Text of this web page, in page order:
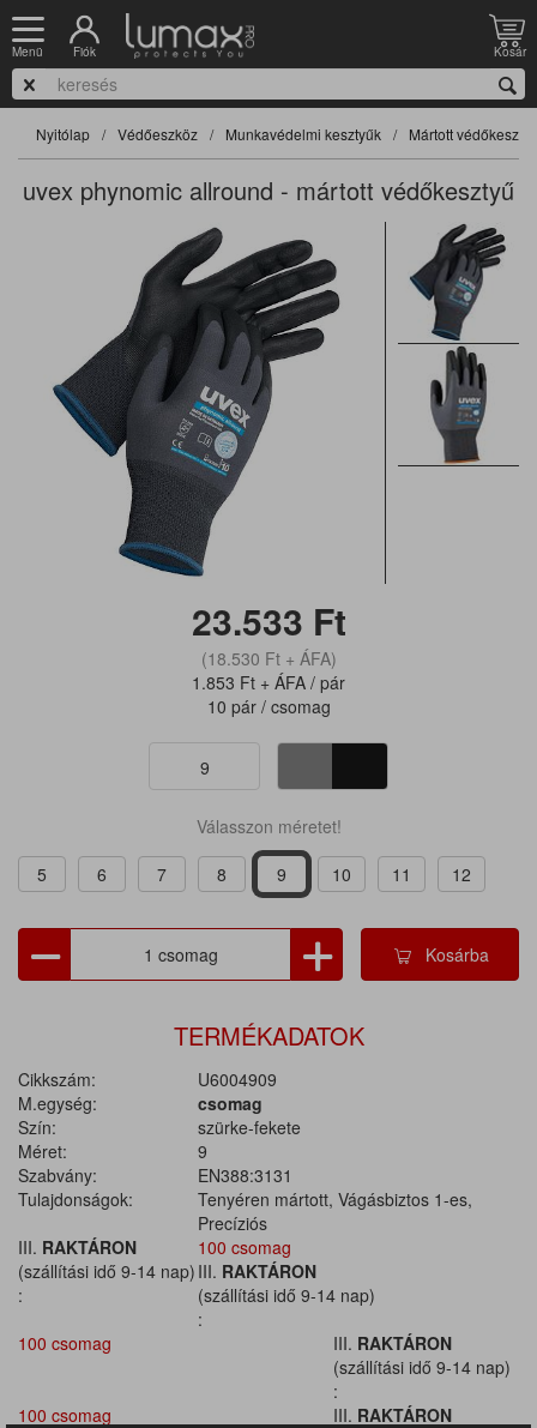
Menü Fiók Kosár
Nyitólap Védőeszköz Munkavédelmi kesztyűk Mártott védőkesztyű
uvex phynomic allround - mártott védőkesztyű
23.533 Ft
(18.530 Ft+ ÁFA)
1.853 Ft + ÁFA / pár
10 pár / csomag
9
Válasszon méretet!
5
6 7 8 9 10 11 12
Kosárba
TERMÉKADATOK
Cikkszám:
U6004909
M.egység:
csomag
Szín:
szürke-fekete
Méret:
9
Szabvány:
EN388:3131
Tulajdonságok:
Tenyéren mártott, Vágásbiztos 1-es,
Precíziós
III. RAKTÁRON
(szállítási idő 9-14 nap)
:
100 csomag
III. RAKTÁRON
(szállítási idő 9-14 nap)
:
100 csomag
III. RAKTÁRON
(szállítási idő 9-14 nap)
:
100 csomag
III. RAKTÁRON